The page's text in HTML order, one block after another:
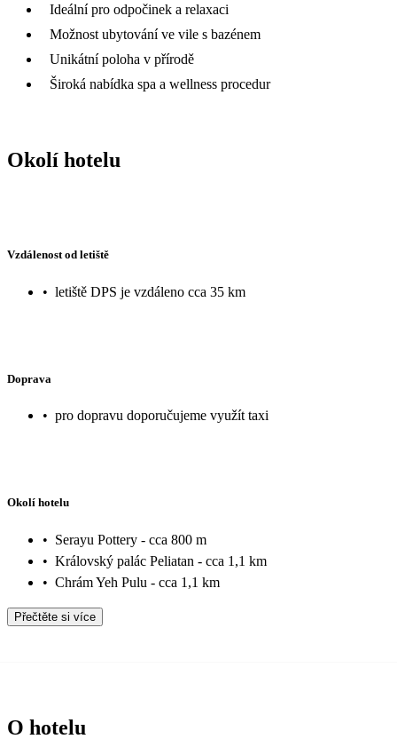
Ideální pro odpočinek a relaxaci
Možnost ubytování ve vile s bazénem
Unikátní poloha v přírodě
Široká nabídka spa a wellness procedur
Okolí hotelu
Vzdálenost od letiště
• letiště DPS je vzdáleno cca 35 km
Doprava
• pro dopravu doporučujeme využít taxi
Okolí hotelu
• Serayu Pottery - cca 800 m
• Královský palác Peliatan - cca 1,1 km
• Chrám Yeh Pulu - cca 1,1 km
Přečtěte si více
O hotelu